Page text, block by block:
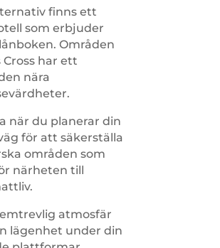
finns ett
som erbjuder
Områden
har ett
nära
när du planerar din
för att säkerställa
områden som
närheten till
atmosfär
lägenhet under din